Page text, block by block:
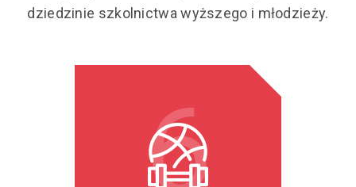
dziedzinie szkolnictwa wyższego i młodzieży.
6